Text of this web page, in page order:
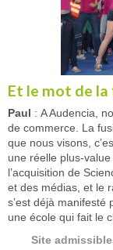
Et le mot de
Paul : A Audencia,
de commerce. La
que nous visons,
une réelle plus-
l’acquisition de
et des médias, et le
s’est déjà manifesté
une école qui fait le
Site